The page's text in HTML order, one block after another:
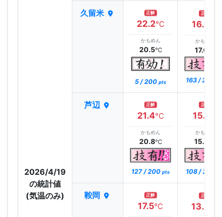
2026/4/19
の統計値
(気温のみ)
久留米 正解
22.2℃
かもめん
20.5℃
5 / 200 pts
正解
16.6
かもめん
17.0
163 / 200
芦辺 正解
21.4℃
かもめん
20.8℃
127 / 200 pts
正解
15.1
かもめん
15.8
108 / 200
鞍岡 正解
17.5℃
正解
13.0